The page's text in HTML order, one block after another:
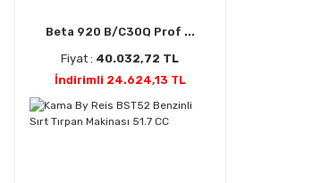
Beta 920 B/C30Q Prof ...
Fiyat : 40.032,72 TL
İndirimli 24.624,13 TL